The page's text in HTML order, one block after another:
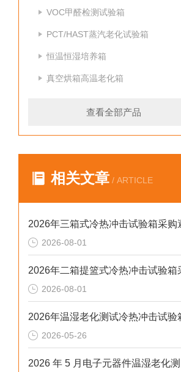
VOC甲醛检测试验箱
PCT/HAST蒸汽老化试验箱
恒温恒湿培养箱
真空烘箱高温老化箱
查看全部产品
相关文章 / ARTICLE
2026-08-01
2026-08-01
2026-05-26